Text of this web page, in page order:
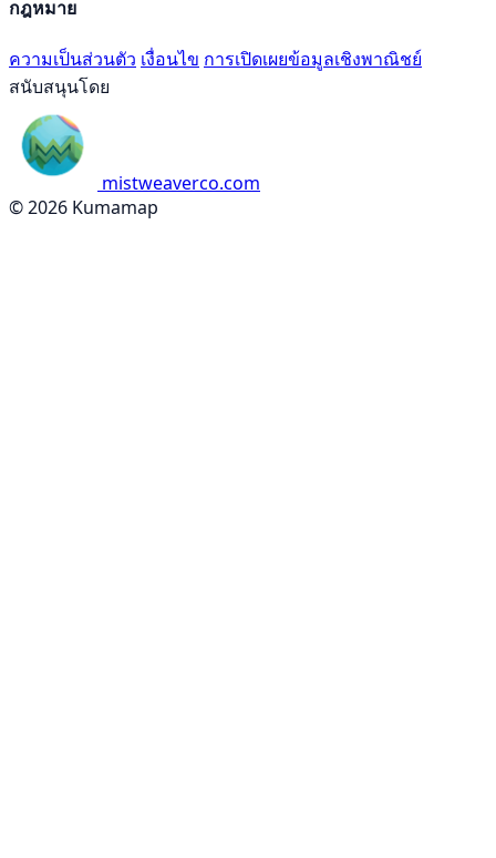
กฎหมาย
ความเป็นส่วนตัว เงื่อนไข การเปิดเผยข้อมูลเชิงพาณิชย์
สนับสนุนโดย
mistweaverco.com
© 2026 Kumamap